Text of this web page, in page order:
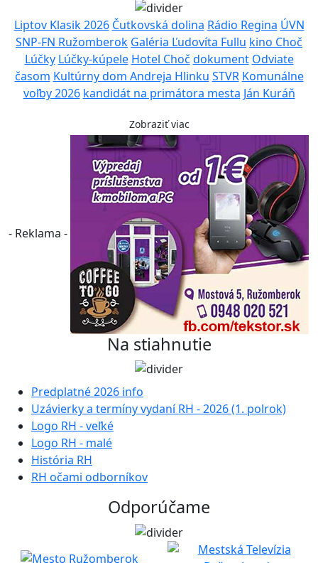
Liptov Klasik 2026 Čutkovská dolina Rádio Regina ÚVN
SNP-FN Ružomberok Galéria Ľudovíta Fullu kino Choč
Lúčky Lúčky-kúpele Hotel Choč dokument Odviate
časom Kultúrny dom Andreja Hlinku STVR Komunálne
voľby 2026 kandidát na primátora mesta Ján Kuráň
Zobraziť viac
- Reklama -
Na stiahnutie
Predplatné 2026 info
Uzávierky a termíny vydaní RH - 2026 (1. polrok)
Logo RH - veľké
Logo RH - malé
História RH
RH očami odborníkov
Odporúčame